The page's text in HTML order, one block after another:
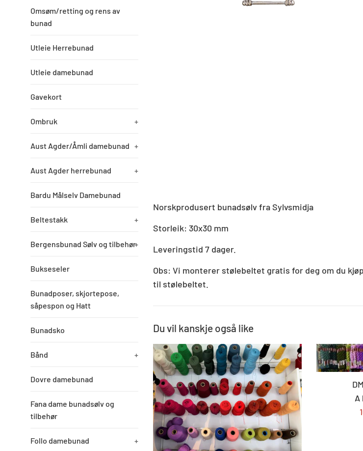
Omsøm/retting og rens av
bunad
Utleie Herrebunad
Utleie damebunad
Gavekort
Ombruk +
Aust Agder/Åmli damebunad +
Aust Agder herrebunad +
Bardu Målselv Damebunad
Beltestakk +
Bergensbunad Sølv og tilbehør+
Bukseseler
Bunadposer, skjortepose,
såpespon og Hatt
Bunadsko
Bånd +
Dovre damebunad
Fana dame bunadsølv og
tilbehør
Follo damebunad +
Norskprodusert bunadsølv fra Sylvsmidja
Storleik: 30x30 mm
Leveringstid 7 dager.
Obs: Vi monterer stølebeltet gratis for deg om du
til stølebeltet.
Du vil kanskje også like
A